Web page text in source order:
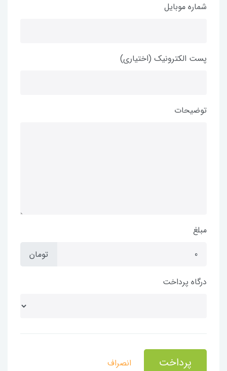
شماره موبایل
پست الکترونیک (اختیاری)
توضیحات
مبلغ
تومان
درگاه پرداخت
پرداخت انصراف